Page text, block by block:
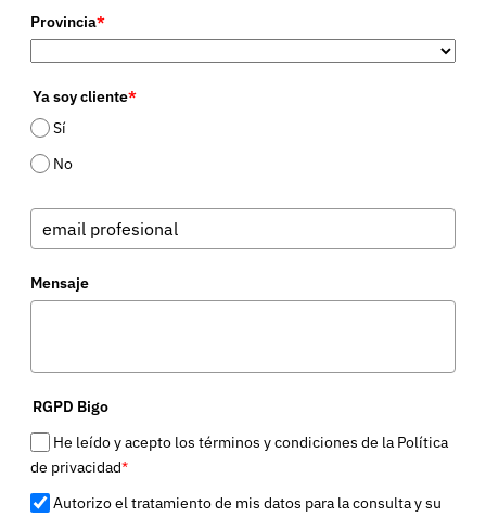
Provincia*
Ya soy cliente*
Sí
No
Mensaje
RGPD Bigo
He leído y acepto los términos y condiciones de la Política
de privacidad*
Autorizo el tratamiento de mis datos para la consulta y su